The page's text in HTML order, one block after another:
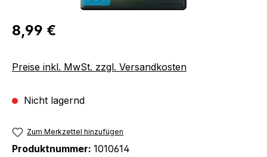
Regulärer Preis:
8,99 €
Preise inkl. MwSt. zzgl. Versandkosten
Nicht lagernd
Zum Merkzettel hinzufügen
Produktnummer: 1010614